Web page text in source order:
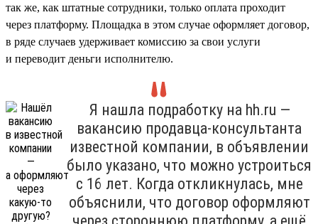
так же, как штатные сотрудники, только оплата проходит
через платформу. Площадка в этом случае оформляет договор,
в ряде случаев удерживает комиссию за свои услуги
и переводит деньги исполнителю.
Я нашла подработку на hh.ru —
вакансию продавца-консультанта
известной компании, в объявлении
было указано, что можно устроиться
с 16 лет. Когда откликнулась, мне
объяснили, что договор оформляют